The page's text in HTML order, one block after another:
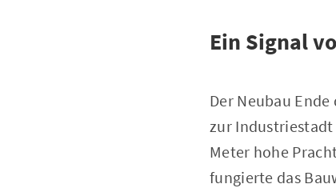
Ein Signal
Der Neubau
zur Industriestadt
Meter hohe
fungierte das